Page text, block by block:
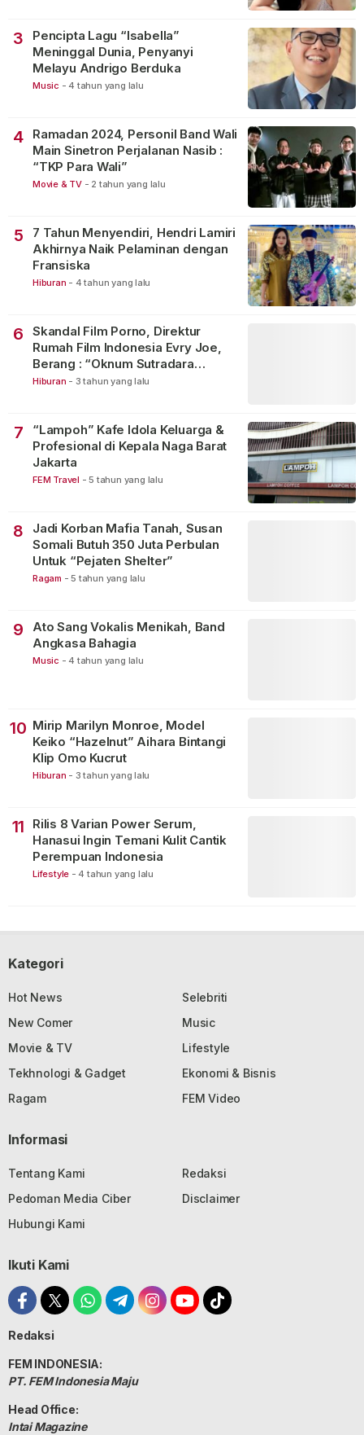
3
Pencipta Lagu “Isabella”
Meninggal Dunia, Penyanyi
Melayu Andrigo Berduka
Music - 4 tahun yang lalu
4
Ramadan 2024, Personil Band Wali
Main Sinetron Perjalanan Nasib :
“TKP Para Wali”
Movie & TV - 2 tahun yang lalu
5
7 Tahun Menyendiri, Hendri Lamiri
Akhirnya Naik Pelaminan dengan
Fransiska
Hiburan - 4 tahun yang lalu
6
Skandal Film Porno, Direktur
Rumah Film Indonesia Evry Joe,
Berang : “Oknum Sutradara
Merusak Perfilman Indonesia”!
Hiburan - 3 tahun yang lalu
7
“Lampoh” Kafe Idola Keluarga &
Profesional di Kepala Naga Barat
Jakarta
FEM Travel - 5 tahun yang lalu
8
Jadi Korban Mafia Tanah, Susan
Somali Butuh 350 Juta Perbulan
Untuk “Pejaten Shelter”
Ragam - 5 tahun yang lalu
9
Ato Sang Vokalis Menikah, Band
Angkasa Bahagia
Music - 4 tahun yang lalu
10 Mirip Marilyn Monroe, Model
Keiko “Hazelnut” Aihara Bintangi
Klip Omo Kucrut
Hiburan - 3 tahun yang lalu
11
Rilis 8 Varian Power Serum,
Hanasui Ingin Temani Kulit Cantik
Perempuan Indonesia
Lifestyle - 4 tahun yang lalu
Kategori
Hot News
Selebriti
New Comer
Music
Movie & TV
Lifestyle
Tekhnologi & Gadget
Ekonomi & Bisnis
Ragam
FEM Video
Informasi
Tentang Kami
Redaksi
Pedoman Media Ciber
Disclaimer
Hubungi Kami
Ikuti Kami
Redaksi
FEM INDONESIA:
PT. FEM Indonesia Maju
Head Office:
Intai Magazine